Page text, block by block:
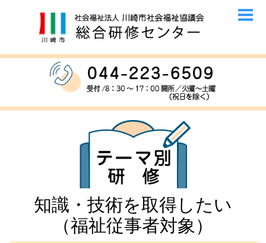
知識・技術を取得したい
（福祉従事者対象）